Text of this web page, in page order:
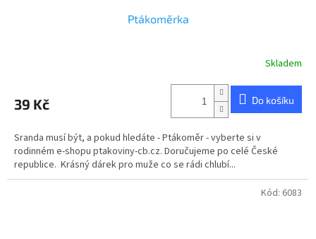
Ptákoměrka
Skladem
39 Kč Do košíku
Sranda musí být, a pokud hledáte - Ptákoměr - vyberte si v
rodinném e-shopu ptakoviny-cb.cz. Doručujeme po celé České
republice. Krásný dárek pro muže co se rádi chlubí...
Kód: 6083